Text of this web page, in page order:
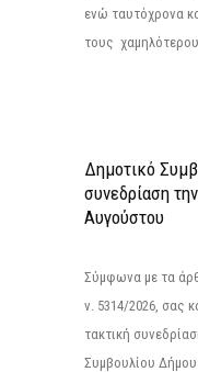
ενώ ταυτόχρονα
τους
Δημοτικό
συνεδρίαση
Αυγούστου
Σύμφωνα με τα
ν. 5314/2026, σας
τακτική
Συμβουλίου